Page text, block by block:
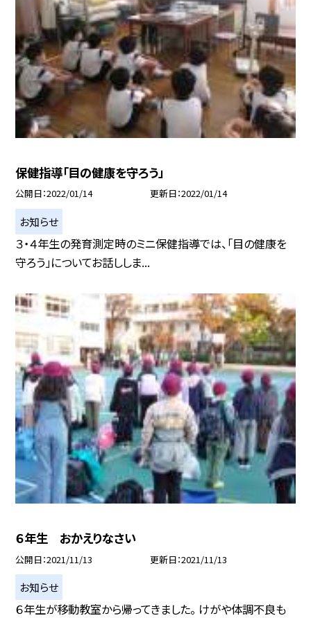
保健指導「目の健康を守ろう」
公開日 2022/01/14 更新日 2022/01/14
お知らせ
３・４年生の発育測定時のミニ保健指導では、「目の健康を
守ろう」についてお話ししま...
６年生 おかえりなさい
公開日 2021/11/13 更新日 2021/11/13
お知らせ
６年生が移動教室から帰ってきました。 けがや体調不良も